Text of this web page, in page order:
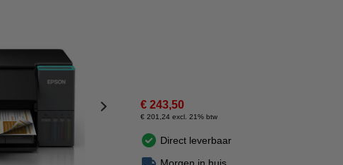
€ 243,50
€ 201,24 excl. 21% btw
Direct leverbaar